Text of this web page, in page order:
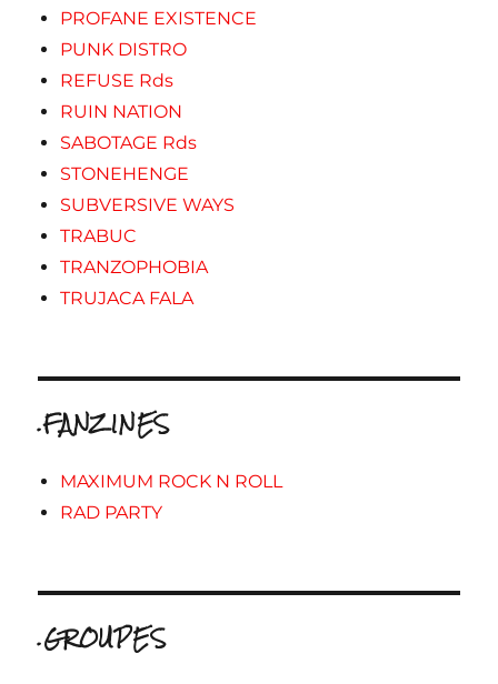
PROFANE EXISTENCE
PUNK DISTRO
REFUSE Rds
RUIN NATION
SABOTAGE Rds
STONEHENGE
SUBVERSIVE WAYS
TRABUC
TRANZOPHOBIA
TRUJACA FALA
.FANZINES
MAXIMUM ROCK N ROLL
RAD PARTY
.GROUPES